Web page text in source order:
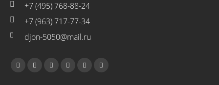
+7 (495) 768-88-24
+7 (963) 717-77-34
djon-5050@mail.ru